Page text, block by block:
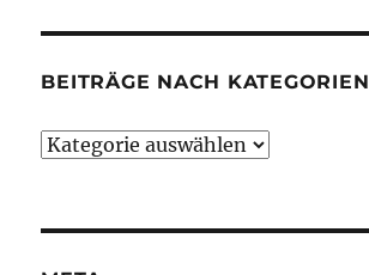
BEITRÄGE NACH KATEGORIEN
Beiträge